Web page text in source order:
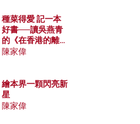
種菜得愛 記一本
好書──讀吳燕青
的《在香港的離島
種菜》
陳家偉
繪本界一顆閃亮新
星
陳家偉